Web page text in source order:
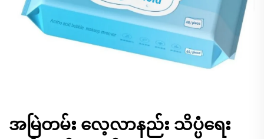
အမြဲတမ်း လေ့လာနည်း သိပ္ပံရေး